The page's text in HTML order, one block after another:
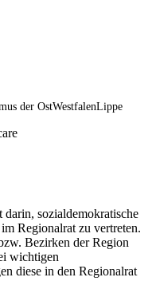
der OstWestfalenLippe
sozialdemokratische
Regionalrat zu vertreten.
Bezirken der Region
wichtigen
diese in den Regionalrat